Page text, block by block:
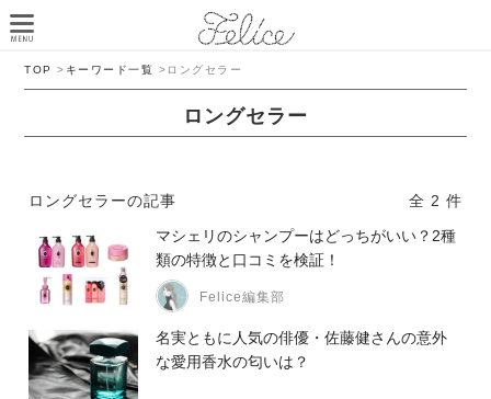
TOP > キーワード一覧 > ロングセラー
ロングセラー
ロングセラーの記事
全 2 件
マシェリのシャンプーはどっちがいい？2種
類の特徴と口コミを検証！
Felice編集部
名実ともに人気の俳優・佐藤健さんの意外
な愛用香水の匂いは？